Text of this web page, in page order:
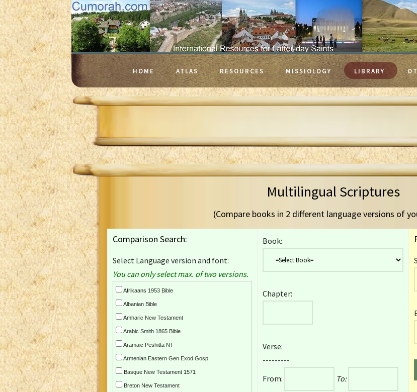
HOME ATLAS RESOURCES MISSIOLOGY LIBRARY
Multilingual Scriptures
(Compare books in 2 different language versions of
Comparison Search:
Select Language version and font:
You can only select max. of two versions.
Afrikaans 1953 Bible
Albanian Bible
Amharic New Testament
Arabic Smith 1865 Bible
Aramaic Peshitta NT
Armenian Eastern Gen Exod Gosp
Basque New Testament 1571
Breton New Testament
Book:
Chapter:
Verse:
---------
From:
To: